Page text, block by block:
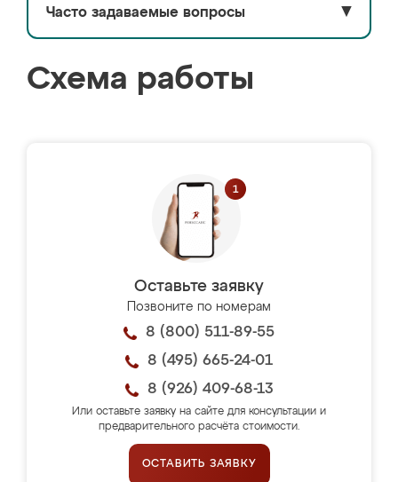
Часто задаваемые вопросы ▼
Схема работы
Оставьте заявку
Позвоните по номерам
8 (800) 511-89-55
8 (495) 665-24-01
8 (926) 409-68-13
Или оставьте заявку на сайте для консультации и
предварительного расчёта стоимости.
ОСТАВИТЬ ЗАЯВКУ